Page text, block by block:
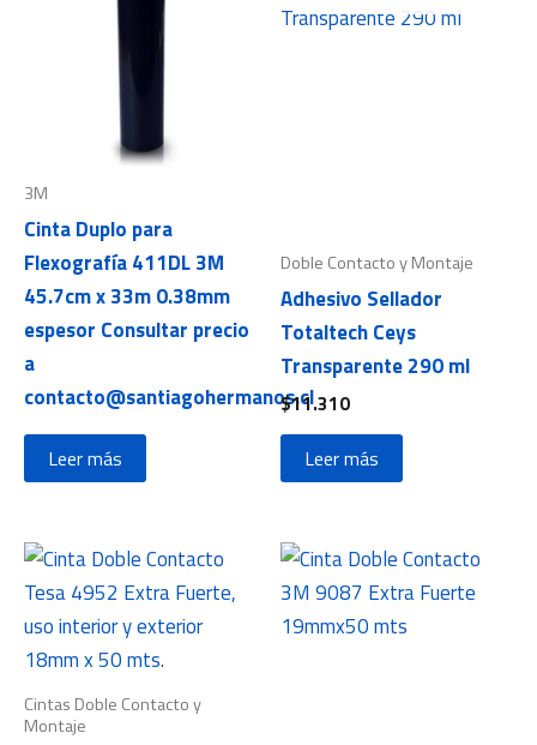
3M
Cinta Duplo para
Flexografía 411DL 3M
45.7cm x 33m 0.38mm
espesor Consultar precio
a
contacto@santiagohermanos.cl
Leer más
Doble Contacto y Montaje
Adhesivo Sellador
Totaltech Ceys
Transparente 290 ml
$11.310
Leer más
Cintas Doble Contacto y
Montaje